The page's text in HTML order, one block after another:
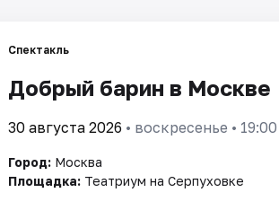
Спектакль
Добрый барин в Москве
30 августа 2026 • воскресенье • 19:00
Город: Москва
Площадка: Театриум на Серпуховке